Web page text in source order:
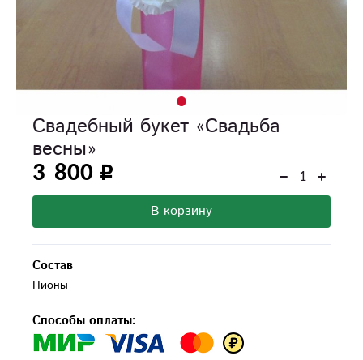
Свадебный букет «Свадьба
весны»
3 800
В корзину
Состав
Пионы
Способы оплаты: